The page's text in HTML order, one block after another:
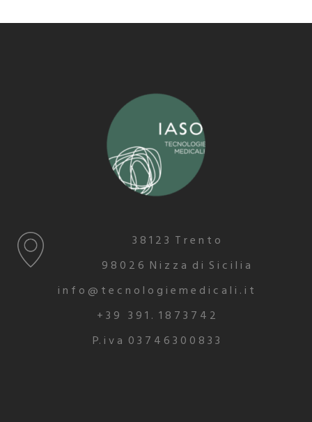
3 8 1 2 3 T r e n t o
9 8 0 2 6 N i z z a d i S i c i l i a
i n f o @ t e c n o l o g i e m e d i c a l i . i t
+ 3 9 3 9 1 . 1 8 7 3 7 4 2
P. i v a 0 3 7 4 6 3 0 0 8 3 3